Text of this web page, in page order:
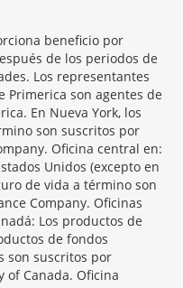
beneficio por
de los periodos de
Los representantes
Primerica son agentes de
En Nueva York, los
son suscritos por
Oficina central en:
Unidos (excepto en
de vida a término son
Company. Oficinas
Los productos de
de fondos
son suscritos por
of Canada. Oficina